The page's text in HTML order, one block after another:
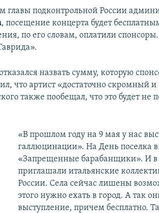
главы подконтрольной России
, посещение концерта будет
по его словам, оплатили
назвать сумму, которую
что артист «достаточно скромный и
также пообещал, что это будет не
​«В прошлом году на 9 мая у нас
галлюцинации». На День поселка
«Запрещенные барабанщики». И в
приглашали итальянские
России. Села сейчас лишены
этого нужно ехать в город. А так
выступление, причем бесплатно.